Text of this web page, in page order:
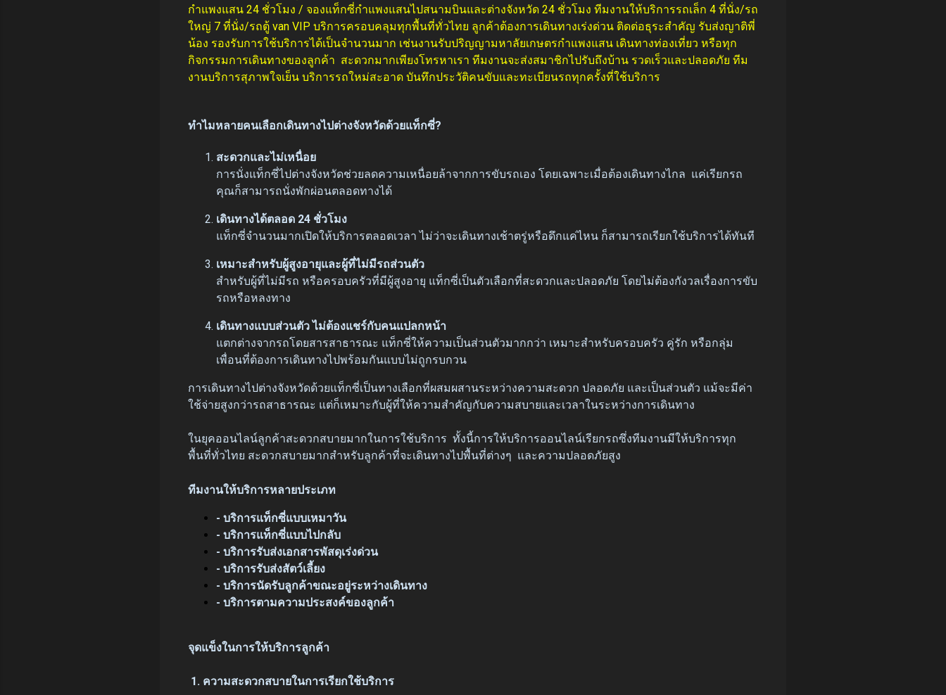
กำแพงแสน 24 ชั่วโมง / จองแท็กซี่กำแพงแสนไปสนามบินและต่างจังหวัด 24 ชั่วโมง ทีมงานให้บริการรถเล็ก 4 ที่นั่ง/รถ
ใหญ่ 7 ที่นั่ง/รถตู้ van VIP บริการครอบคลุมทุกพื้นที่ทั่วไทย ลูกค้าต้องการเดินทางเร่งด่วน ติดต่อธุระสำคัญ รับส่งญาติพี่
น้อง รองรับการใช้บริการได้เป็นจำนวนมาก เช่นงานรับปริญญามหาลัยเกษตรกำแพงแสน เดินทางท่องเที่ยว หรือทุก
กิจกรรมการเดินทางของลูกค้า สะดวกมากเพียงโทรหาเรา ทีมงานจะส่งสมาชิกไปรับถึงบ้าน รวดเร็วและปลอดภัย ทีม
งานบริการสุภาพใจเย็น บริการรถใหม่สะอาด บันทึกประวัติคนขับและทะเบียนรถทุกครั้งที่ใช้บริการ
ทำไมหลายคนเลือกเดินทางไปต่างจังหวัดด้วยแท็กซี่?
สะดวกและไม่เหนื่อย
การนั่งแท็กซี่ไปต่างจังหวัดช่วยลดความเหนื่อยล้าจากการขับรถเอง โดยเฉพาะเมื่อต้องเดินทางไกล แค่เรียกรถ
คุณก็สามารถนั่งพักผ่อนตลอดทางได้
เดินทางได้ตลอด 24 ชั่วโมง
แท็กซี่จำนวนมากเปิดให้บริการตลอดเวลา ไม่ว่าจะเดินทางเช้าตรู่หรือดึกแค่ไหน ก็สามารถเรียกใช้บริการได้ทันที
เหมาะสำหรับผู้สูงอายุและผู้ที่ไม่มีรถส่วนตัว
สำหรับผู้ที่ไม่มีรถ หรือครอบครัวที่มีผู้สูงอายุ แท็กซี่เป็นตัวเลือกที่สะดวกและปลอดภัย โดยไม่ต้องกังวลเรื่องการขับ
รถหรือหลงทาง
เดินทางแบบส่วนตัว ไม่ต้องแชร์กับคนแปลกหน้า
แตกต่างจากรถโดยสารสาธารณะ แท็กซี่ให้ความเป็นส่วนตัวมากกว่า เหมาะสำหรับครอบครัว คู่รัก หรือกลุ่ม
เพื่อนที่ต้องการเดินทางไปพร้อมกันแบบไม่ถูกรบกวน
การเดินทางไปต่างจังหวัดด้วยแท็กซี่เป็นทางเลือกที่ผสมผสานระหว่างความสะดวก ปลอดภัย และเป็นส่วนตัว แม้จะมีค่า
ใช้จ่ายสูงกว่ารถสาธารณะ แต่ก็เหมาะกับผู้ที่ให้ความสำคัญกับความสบายและเวลาในระหว่างการเดินทาง
ในยุคออนไลน์ลูกค้าสะดวกสบายมากในการใช้บริการ ทั้งนี้การให้บริการออนไลน์เรียกรถซึ่งทีมงานมีให้บริการทุก
พื้นที่ทั่วไทย สะดวกสบายมากสำหรับลูกค้าที่จะเดินทางไปพื้นที่ต่างๆ และความปลอดภัยสูง
ทีมงานให้บริการหลายประเภท
- บริการแท็กซี่แบบเหมาวัน
- บริการแท็กซี่แบบไปกลับ
- บริการรับส่งเอกสารพัสดุเร่งด่วน
- บริการรับส่งสัตว์เลี้ยง
- บริการนัดรับลูกค้าขณะอยู่ระหว่างเดินทาง
- บริการตามความประสงค์ของลูกค้า
จุดแข็งในการให้บริการลูกค้า
1. ความสะดวกสบายในการเรียกใช้บริการ